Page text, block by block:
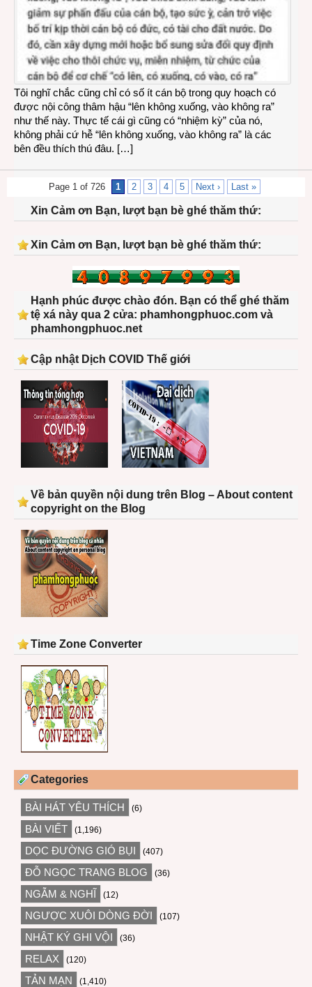
Tôi nghĩ chắc cũng chỉ có số ít cán bộ trong quy hoạch có
được nội công thâm hậu “lên không xuống, vào không ra”
như thế này. Thực tế cái gì cũng có “nhiệm kỳ” của nó,
không phải cứ hễ “lên không xuống, vào không ra” là các
bên đều thích thú đâu. […]
Page 1 of 726 1 2 3 4 5 Next › Last »
Xin Cảm ơn Bạn, lượt bạn bè ghé thăm thứ:
Xin Cảm ơn Bạn, lượt bạn bè ghé thăm thứ:
Hạnh phúc được chào đón. Bạn có thể ghé thăm
tệ xá này qua 2 cửa: phamhongphuoc.com và
phamhongphuoc.net
Cập nhật Dịch COVID Thế giới
Về bản quyền nội dung trên Blog – About content
copyright on the Blog
Time Zone Converter
Categories
BÀI HÁT YÊU THÍCH (6)
BÀI VIẾT (1,196)
DỌC ĐƯỜNG GIÓ BỤI (407)
ĐỖ NGỌC TRANG BLOG (36)
NGẪM & NGHĨ (12)
NGƯỢC XUÔI DÒNG ĐỜI (107)
NHẬT KÝ GHI VỘI (36)
RELAX (120)
TẢN MẠN (1,410)